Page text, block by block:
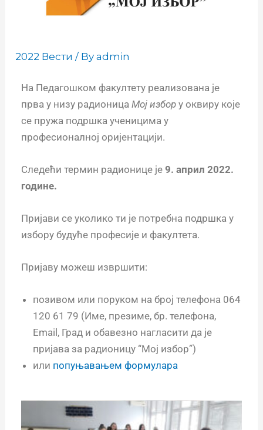
2022 Вести / Byadmin
На Педагошком факултету реализована је
прва у низу радионицаМој избор у оквиру које
се пружа подршка ученицима у
професионалној оријентацији.
Следећи термин радионице је9. април 2022.
године.
Пријави се уколико ти је потребна подршка у
избору будуће професије и факултета.
Пријаву можеш извршити:
позивом или поруком на број телефона 064
120 61 79 (Име, презиме, бр. телефона,
Email, Град и обавезно нагласити да је
пријава за радионицу “Мој избор”)
или попуњавањем формулара